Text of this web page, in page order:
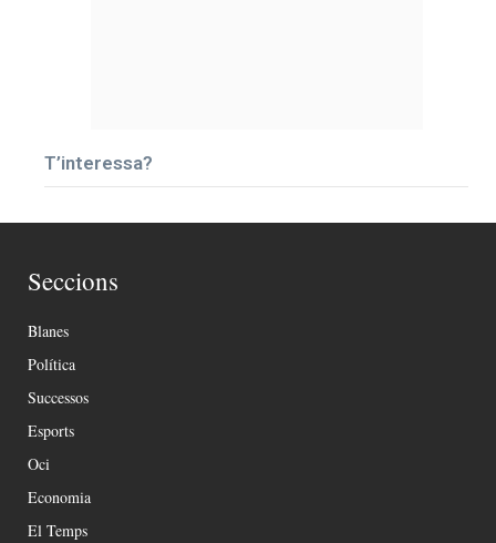
T’interessa?
Seccions
Blanes
Política
Successos
Esports
Oci
Economia
El Temps